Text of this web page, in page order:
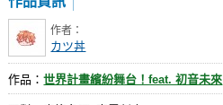
作者：
カツ丼
作品：世界計畫繽紛舞台！feat. 初音未來